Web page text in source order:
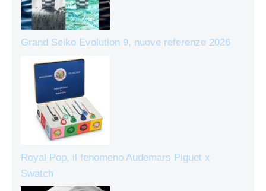
Grand Seiko Evolution 9, nuove referenze 2026
Royal Pop, il fenomeno Audemars Piguet x
Swatch